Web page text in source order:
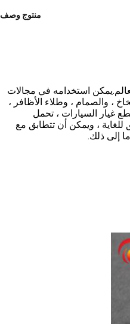
منتوج وصف
أنحاء العالم.يمكن استخدامه في مجالات
، والصمام ، وطلاء الأظافر ،
غيار السيارات ، تحمل
المسحوق الدقيق للغاية ، ويمكن أن تتطابق مع
إلى ذلك.